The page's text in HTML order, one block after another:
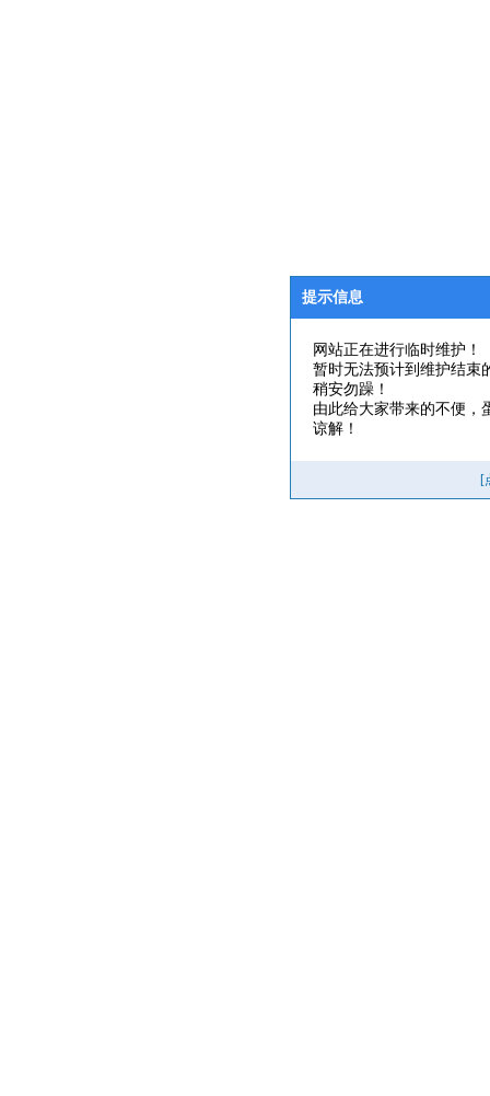
提示信息
网站正在进行临时维护！
暂时无法预计到维护结束
稍安勿躁！
由此给大家带来的不便，
谅解！
[